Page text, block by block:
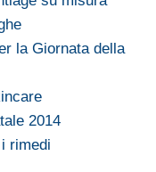
la Giornata della
2014
rimedi